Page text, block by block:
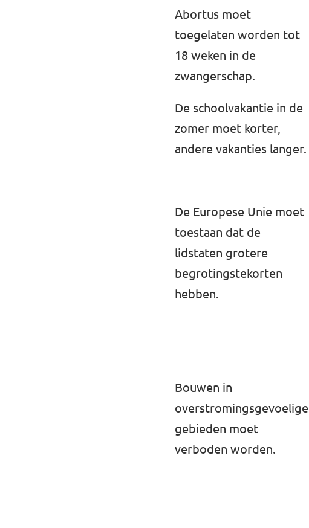
Abortus moet
toegelaten worden tot
18 weken in de
zwangerschap.
De schoolvakantie in de
zomer moet korter,
andere vakanties langer.
De Europese Unie moet
toestaan dat de
lidstaten grotere
⁠begrotingstekorten⁠
hebben.
Bouwen in
overstromingsgevoelige
gebieden moet
verboden worden.